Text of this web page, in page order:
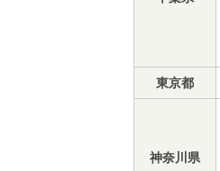
東京都
神奈川県